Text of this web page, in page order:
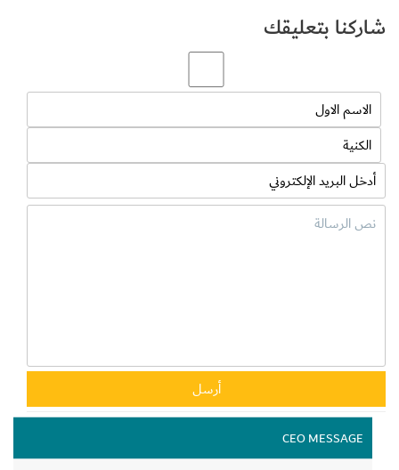
تسليط الضوء على مجالات الاستثمار وسبل وآليات التعاون المتاحة بين
الجانبين.
شاركنا بتعليقك
CEO MESSAGE